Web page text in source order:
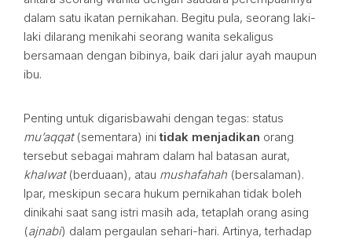
dalam satu ikatan pernikahan. Begitu pula, seorang laki-
laki dilarang menikahi seorang wanita sekaligus
bersamaan dengan bibinya, baik dari jalur ayah maupun
ibu.
Penting untuk digarisbawahi dengan tegas: status
mu’aqqat(sementara) initidak menjadikan orang
tersebut sebagai mahram dalam hal batasan aurat,
khalwat(berduaan), atau mushafahah (bersalaman).
Ipar, meskipun secara hukum pernikahan tidak boleh
dinikahi saat sang istri masih ada, tetaplah orang asing
(ajnabi) dalam pergaulan sehari-hari. Artinya, terhadap